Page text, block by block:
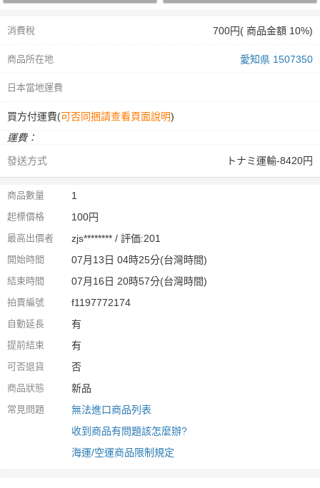
消費稅 700円( 商品金額 10%)
商品所在地 愛知県 1507350
日本當地運費
買方付運費(可否同捆請查看頁面說明)
運費：
發送方式
トナミ運輸-8420円
商品數量 1
起標價格 100円
最高出價者 zjs******** / 評価:201
開始時間 07月13日 04時25分(台灣時間)
結束時間 07月16日 20時57分(台灣時間)
拍賣編號 f1197772174
自動延長 有
提前結束 有
可否退貨 否
商品狀態 新品
常見問題
無法進口商品列表
收到商品有問題該怎麼辦?
海運/空運商品限制規定